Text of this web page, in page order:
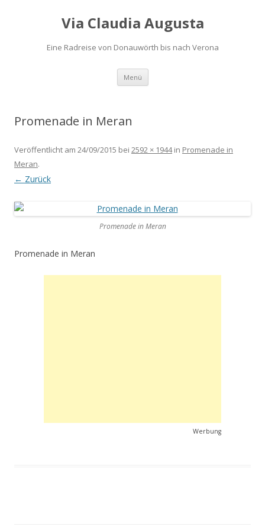
Via Claudia Augusta
Eine Radreise von Donauwörth bis nach Verona
Menü Zum
springen
Promenade in Meran
Veröffentlicht am 24/09/2015 bei 2592 × 1944in Promenade in
Meran.
← Zurück
Promenade in Meran
Promenade in Meran
Werbung